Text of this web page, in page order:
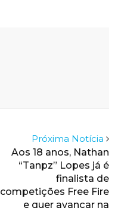
Próxima Notícia
Aos 18 anos, Nathan
“Tanpz” Lopes já é
finalista de
competições Free Fire
e quer avançar na